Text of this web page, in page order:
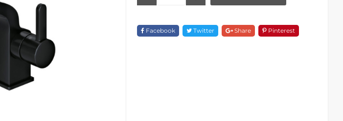
Nữ
F
Facebook Twitter Share Pinterest